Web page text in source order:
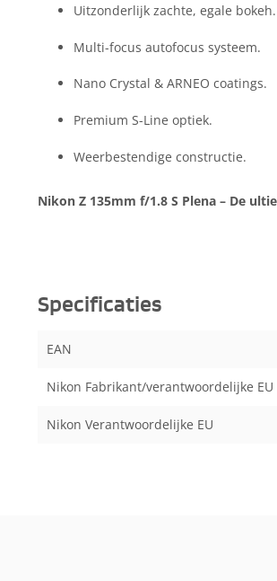
Uitzonderlijk zachte, egale bokeh.
Multi-focus autofocus systeem.
Nano Crystal & ARNEO coatings.
Premium S-Line optiek.
Weerbestendige constructie.
Nikon Z 135mm f/1.8 S Plena – De
Specificaties
EAN
Nikon Fabrikant/verantwoordelijke EU
Nikon Verantwoordelijke EU